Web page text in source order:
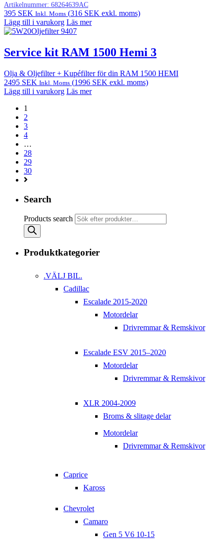
Artikelnummer: 68264639AC
395 SEK Inkl. Moms (316 SEK exkl. moms)
Lägg till i varukorg Läs mer
Service kit RAM 1500 Hemi 3
Olja & Oljefilter + Kupéfilter för din RAM 1500 HEMI
2495 SEK Inkl. Moms (1996 SEK exkl. moms)
Lägg till i varukorg Läs mer
1
2
3
4
…
28
29
30
Search
Products search
Produktkategorier
.VÄLJ BIL.
Cadillac
Escalade 2015-2020
Motordelar
Drivremmar & Remskivor
Escalade ESV 2015–2020
Motordelar
Drivremmar & Remskivor
XLR 2004-2009
Broms & slitage delar
Motordelar
Drivremmar & Remskivor
Caprice
Kaross
Chevrolet
Camaro
Gen 5 V6 10-15